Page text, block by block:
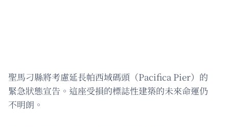
聖馬刁縣將考慮延長帕西域碼頭（Pacifica Pier）的
緊急狀態宣告。這座受損的標誌性建築的未來命運仍
不明朗。